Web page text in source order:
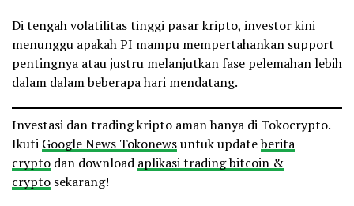
Di tengah volatilitas tinggi pasar kripto, investor kini
menunggu apakah PI mampu mempertahankan support
pentingnya atau justru melanjutkan fase pelemahan lebih
dalam dalam beberapa hari mendatang.
Investasi dan trading kripto aman hanya di Tokocrypto.
Ikuti Google News Tokonewsuntuk updateberita
crypto dan download aplikasi trading bitcoin &
crypto sekarang!